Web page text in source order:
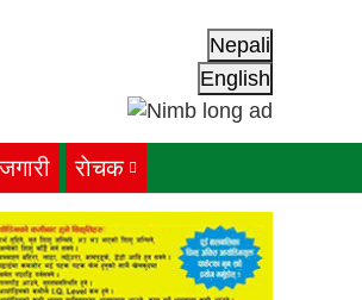
Nepali
English
राेचक